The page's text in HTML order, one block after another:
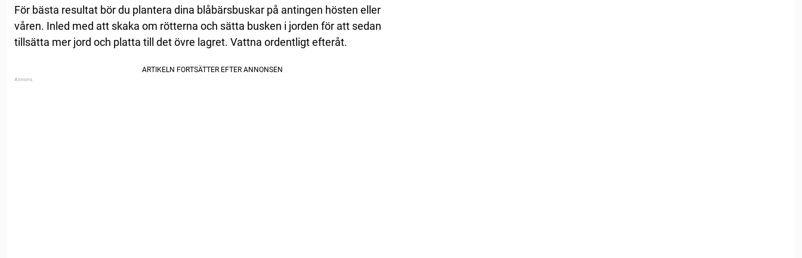
För bästa resultat bör du plantera dina blåbärsbuskar på antingen hösten eller
våren. Inled med att skaka om rötterna och sätta busken i jorden för att sedan
tillsätta mer jord och platta till det övre lagret. Vattna ordentligt efteråt.